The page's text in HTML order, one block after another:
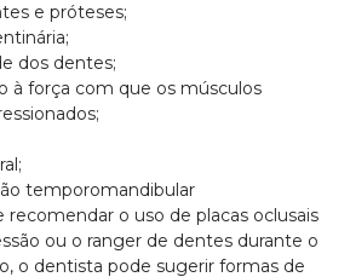
e próteses;
dos dentes;
à força com que os músculos
temporomandibular
recomendar o uso de placas oclusais
ou o ranger de dentes durante o
o dentista pode sugerir formas de